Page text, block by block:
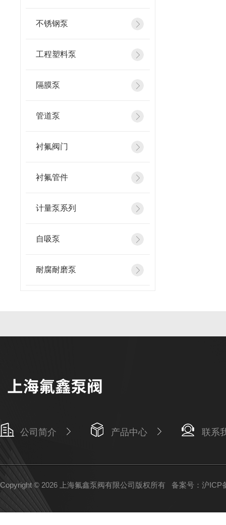
不锈钢泵
工程塑料泵
隔膜泵
管道泵
衬氟阀门
衬氟管件
计量泵系列
自吸泵
耐腐耐磨泵
公司简介 产品中心 联系
Copyright © 2026 上海氟鑫泵阀有限公司版权所有 备案号：沪ICP